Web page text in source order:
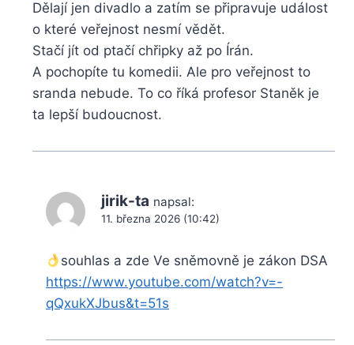
Dělají jen divadlo a zatím se připravuje událost
o které veřejnost nesmí vědět.
Stačí jít od ptačí chřipky až po Írán.
A pochopíte tu komedii. Ale pro veřejnost to
sranda nebude. To co říká profesor Staněk je
ta lepší budoucnost.
jirik-ta napsal:
11. března 2026 (10:42)
souhlas a zde Ve sněmovně je zákon DSA
https://www.youtube.com/watch?v=-
qQxukXJbus&t=51s